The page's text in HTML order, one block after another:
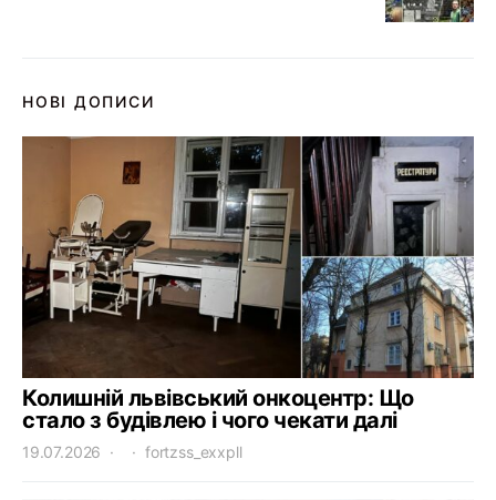
НОВІ ДОПИСИ
Колишній львівський онкоцентр: Що
стало з будівлею і чого чекати далі
19.07.2026 fortzss_exxpll